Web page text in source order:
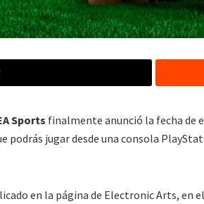
Sports finalmente anunció la fecha de
podrás jugar desde una consola
en la página de Electronic Arts, en